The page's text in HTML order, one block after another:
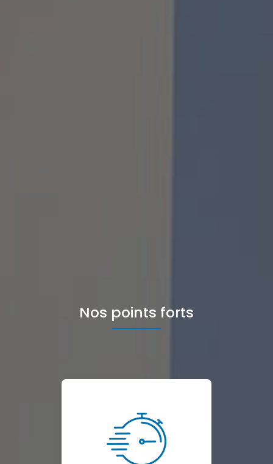
Nos points forts